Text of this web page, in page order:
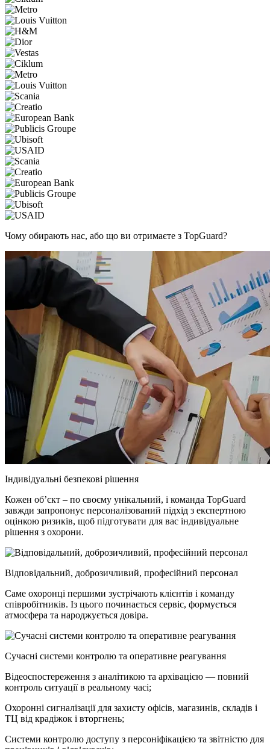
Чому обирають нас, або що ви отримаєте з TopGuard?
Індивідуальні безпекові рішення
Кожен об’єкт – по своєму унікальний, і команда TopGuard
завжди запропонує персоналізований підхід з експертною
оцінкою ризиків, щоб підготувати для вас індивідуальне
рішення з охорони.
Відповідальний, доброзичливий, професійний персонал
Саме охоронці першими зустрічають клієнтів і команду
співробітників. Із цього починається сервіс, формується
атмосфера та народжується довіра.
Cучасні системи контролю та оперативне реагування
Відеоспостереження з аналітикою та архівацією — повний
контроль ситуації в реальному часі;
Охоронні сигналізації для захисту офісів, магазинів, складів і
ТЦ від крадіжок і вторгнень;
Системи контролю доступу з персоніфікацією та звітністю для